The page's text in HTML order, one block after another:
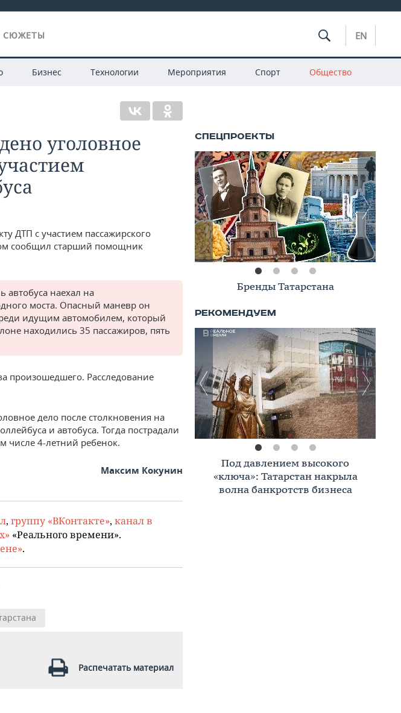
СЮЖЕТЫ EN
Бизнес Технологии Мероприятия Спорт Общество
уголовное
ДТП с участием пассажирского
сообщил старший помощник
наехал на
моста. Опасный маневр он
идущим автомобилем, который
находились 35 пассажиров, пять
произошедшего. Расследование
дело после столкновения на
и автобуса. Тогда пострадали
числе 4-летний ребенок.
Максим Кокунин
, группу «ВКонтакте», канал в
«Реального времени».
.
Распечатать материал
Книжная полка
Премиальное жилье в Казани:
тренды, критерии, покупатели в
2026 году